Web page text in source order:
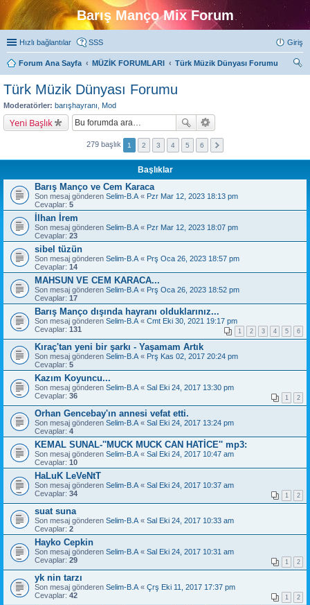
Barış Manço Mix Forum
Hızlı bağlantılar SSS Giriş
Forum Ana Sayfa MÜZİK FORUMLARI
Türk Müzik Dünyası Forumu
Türk Müzik Dünyası Forumu
Moderatörler: barışhayranı Mod
Yeni Başlık
279 başlık 1 2 3 4 5 6
Başlıklar
Barış Manço ve Cem Karaca
Son mesaj gönderen Selim-B.A « Pzr Mar 12, 2023 18:13 pm
Cevaplar: 5
İlhan İrem
Son mesaj gönderen Selim-B.A « Pzr Mar 12, 2023 18:07 pm
Cevaplar: 23
sibel tüzün
Son mesaj gönderen Selim-B.A « Prş Oca 26, 2023 18:57 pm
Cevaplar: 14
MAHSUN VE CEM KARACA...
Son mesaj gönderen Selim-B.A « Prş Oca 26, 2023 18:52 pm
Cevaplar: 17
Barış Manço dışında hayranı olduklarınız...
Son mesaj gönderen Selim-B.A « Cmt Eki 30, 2021 19:17 pm
Cevaplar: 131 1 2 3 4 5 6
Kıraç'tan yeni bir şarkı - Yaşamam Artık
Son mesaj gönderen Selim-B.A « Prş Kas 02, 2017 20:24 pm
Cevaplar: 5
Kazım Koyuncu...
Son mesaj gönderen Selim-B.A « Sal Eki 24, 2017 13:30 pm
Cevaplar: 36 1 2
Orhan Gencebay'ın annesi vefat etti.
Son mesaj gönderen Selim-B.A « Sal Eki 24, 2017 13:24 pm
Cevaplar: 4
KEMAL SUNAL-''MUCK MUCK CAN HATİCE'' mp3:
Son mesaj gönderen Selim-B.A « Sal Eki 24, 2017 10:47 am
Cevaplar: 10
HaLuK LeVeNtT
Son mesaj gönderen Selim-B.A « Sal Eki 24, 2017 10:37 am
Cevaplar: 34 1 2
suat suna
Son mesaj gönderen Selim-B.A « Sal Eki 24, 2017 10:33 am
Cevaplar: 2
Hayko Cepkin
Son mesaj gönderen Selim-B.A « Sal Eki 24, 2017 10:31 am
Cevaplar: 29 1 2
yk nin tarzı
Son mesaj gönderen Selim-B.A « Çrş Eki 11, 2017 17:37 pm
Cevaplar: 42 1 2